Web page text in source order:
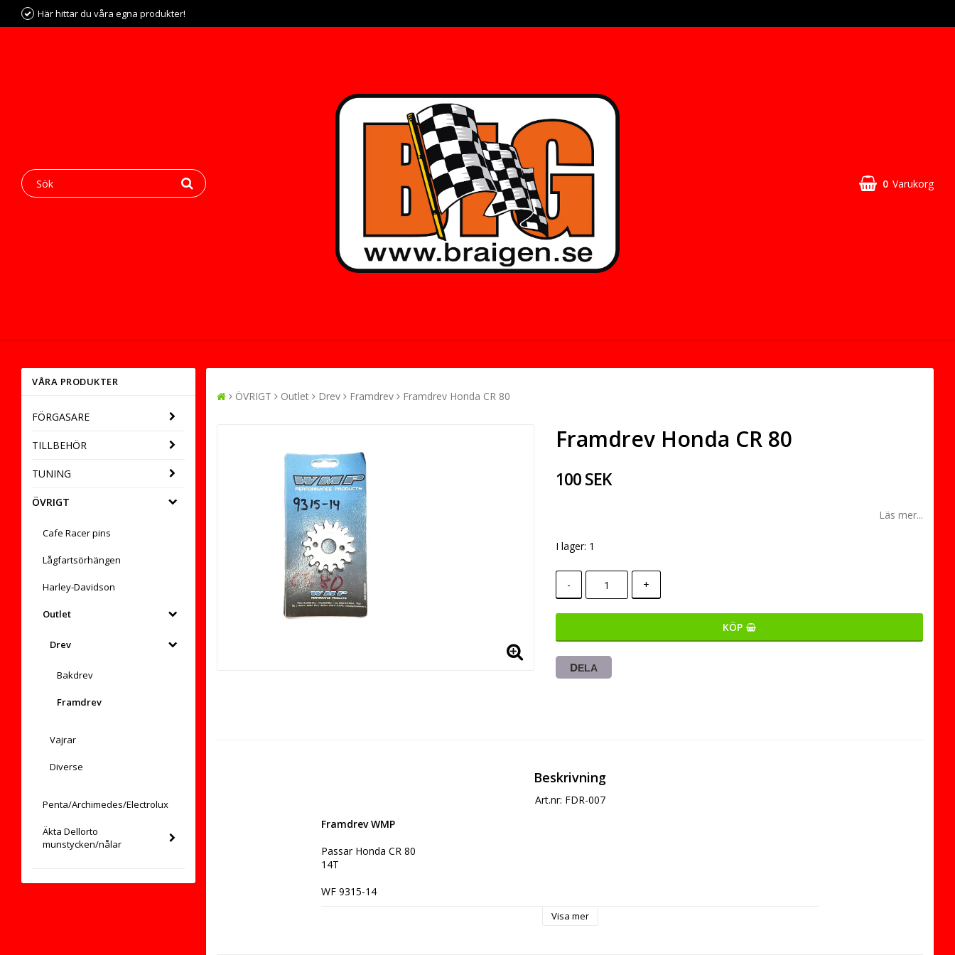
Här hittar du våra egna produkter!
0 Varukorg
VÅRA PRODUKTER
FÖRGASARE
TILLBEHÖR
TUNING
ÖVRIGT
Cafe Racer pins
Lågfartsörhängen
Harley-Davidson
Outlet
Drev
Bakdrev
Framdrev
Vajrar
Diverse
Penta/Archimedes/Electrolux
Äkta Dellorto
munstycken/nålar
ÖVRIGT Outlet Drev Framdrev Framdrev Honda CR 80
Framdrev Honda CR 80
100 SEK
Läs mer...
I lager: 1
- +
KÖP
DELA
Beskrivning
Art.nr: FDR-007
Framdrev WMP
Passar Honda CR 80
14T
WF 9315-14
Visa mer